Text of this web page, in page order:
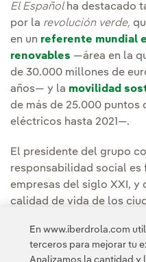
El Españolha destacado
por la revolución verde,
en un referente mundial
renovables —área en la
de 30.000 millones de
años— y la movilidad
de más de 25.000 puntos
eléctricos hasta 2021—.
El presidente del grupo
responsabilidad social es
empresas del siglo XXI, y
calidad de vida de los
llevado a Iberdrola a
impulsor de la mujer en
En www.iberdrola.com
terceros para mejorar tu
Analizamos la cantidad y